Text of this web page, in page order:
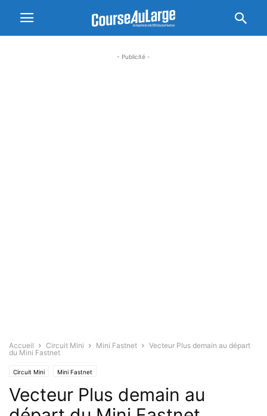
- Publicité -
Accueil Circuit Mini Mini Fastnet
Vecteur Plus demain au départ
du Mini Fastnet
Circuit Mini Mini Fastnet
Vecteur Plus demain au